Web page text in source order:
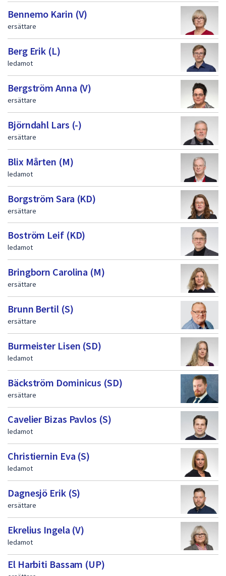
Bennemo Karin (V)
ersättare
Berg Erik (L)
ledamot
Bergström Anna (V)
ersättare
Björndahl Lars (-)
ersättare
Blix Mårten (M)
ledamot
Borgström Sara (KD)
ersättare
Boström Leif (KD)
ledamot
Bringborn Carolina (M)
ersättare
Brunn Bertil (S)
ersättare
Burmeister Lisen (SD)
ledamot
Bäckström Dominicus (SD)
ersättare
Cavelier Bizas Pavlos (S)
ledamot
Christiernin Eva (S)
ledamot
Dagnesjö Erik (S)
ersättare
Ekrelius Ingela (V)
ledamot
El Harbiti Bassam (UP)